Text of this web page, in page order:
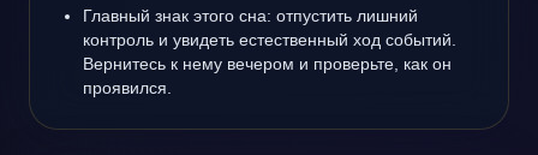
Главный знак этого сна: отпустить лишний
контроль и увидеть естественный ход событий.
Вернитесь к нему вечером и проверьте, как он
проявился.